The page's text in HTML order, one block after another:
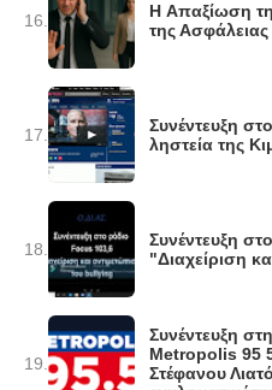
16.
H Απαξίωση
της Ασφάλειας
17.
Συνέντευξη
ληστεία της
18.
Συνέντευξη
"Διαχείριση
19.
Συνέντευξη
Metropolis 95
Στέφανου